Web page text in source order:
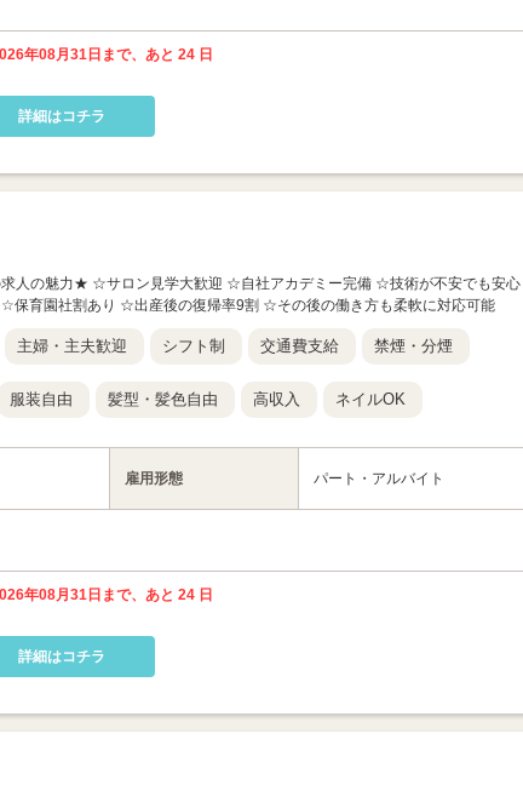
年08月31日まで、あと 24 日
詳細はコチラ
求人の魅力★ ☆サロン見学大歓迎 ☆自社アカデミー完備 ☆技術が不安でも安心
育園社割あり ☆出産後の復帰率9割 ☆その後の働き方も柔軟に対応可能
主婦・主夫歓迎 シフト制 交通費支給 禁煙・分煙
服装自由 髪型・髪色自由 高収入 ネイルOK
雇用形態 パート・アルバイト
年08月31日まで、あと 24 日
詳細はコチラ